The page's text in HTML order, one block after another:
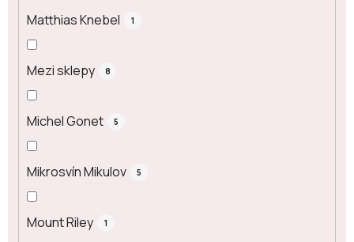
Matthias Knebel 1
Mezi sklepy 8
Michel Gonet 5
Mikrosvín Mikulov 5
Mount Riley 1